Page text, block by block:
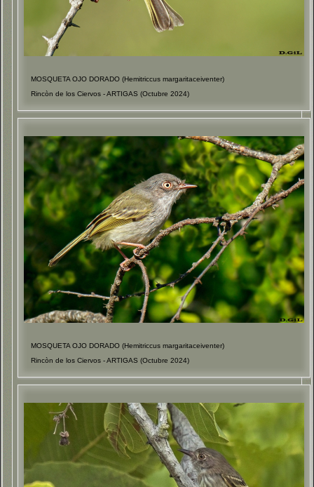
MOSQUETA OJO DORADO (Hemitriccus margaritaceiventer)
Rincòn de los Ciervos - ARTIGAS (Octubre 2024)
MOSQUETA OJO DORADO (Hemitriccus margaritaceiventer)
Rincòn de los Ciervos - ARTIGAS (Octubre 2024)